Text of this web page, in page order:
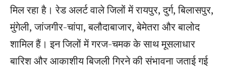
मिल रहा है। रेड अलर्ट वाले जिलों में रायपुर, दुर्ग, बिलासपुर,
मुंगेली, जांजगीर-चांपा, बलौदाबाजार, बेमेतरा और बालोद
शामिल हैं। इन जिलों में गरज-चमक के साथ मूसलाधार
बारिश और आकाशीय बिजली गिरने की संभावना जताई गई